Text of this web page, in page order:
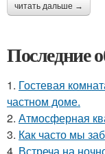
читать дальше →
Последние
1. Гостевая
частном доме.
2. Атмосферная
3. Как часто мы
4. Встреча на